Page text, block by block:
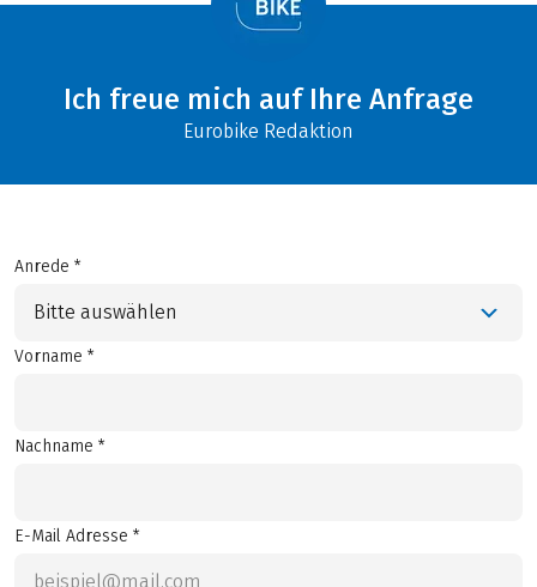
Ich freue mich auf Ihre Anfrage
Eurobike Redaktion
Anrede *
Bitte auswählen
Vorname *
Nachname *
E-Mail Adresse *